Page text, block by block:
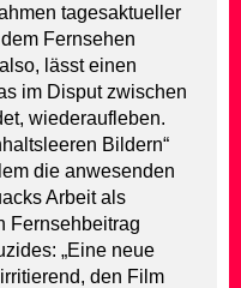
tagesaktueller
Fernsehen
lässt einen
im Disput zwischen
wiederaufleben.
Bildern“
die anwesenden
Arbeit als
Fernsehbeitrag
„Eine neue
den Film